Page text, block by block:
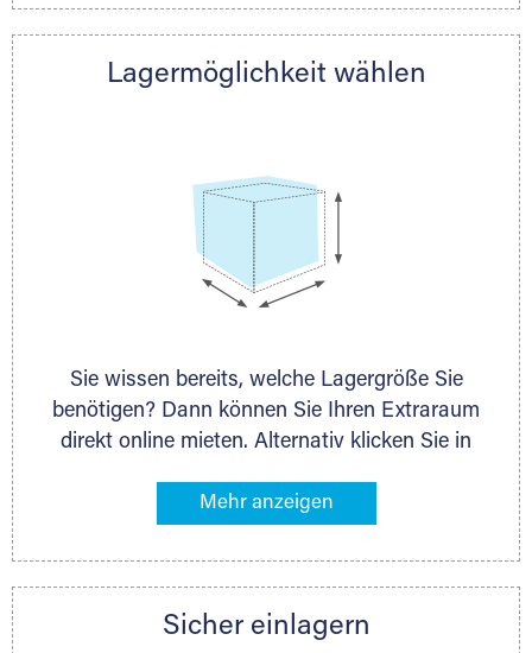
direkt online mieten. Gibt es Extraraum noch
nächstgelegenen Partner und besprechen alles
Lagermöglichkeit wählen
Sie wissen bereits, welche Lagergröße Sie
benötigen? Dann können Sie Ihren Extraraum
direkt online mieten. Alternativ klicken Sie in
Gegenstände an, die Sie einlagern möchten –
ermittelt. Natürlich steht Ihnen Ihr Extraraum
persönlich hinsichtlich Lagervolumen und zu
Sicher einlagern